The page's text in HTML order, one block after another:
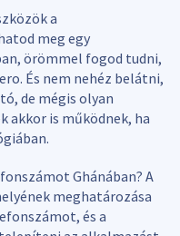
a
meg egy
örömmel fogod tudni,
És nem nehéz belátni,
de mégis olyan
akkor is működnek, ha
Ghánában? A
meghatározása
és a